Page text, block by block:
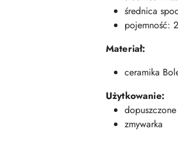
średnica
pojemność:
Materiał:
ceramika
Użytkowanie:
zmywarka